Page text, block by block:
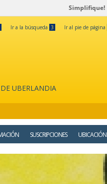
Simplifique!
Ir a la búsqueda 3 Ir al pie de página
UBERLANDIA
SUSCRIPCIONES UBICACIÓN